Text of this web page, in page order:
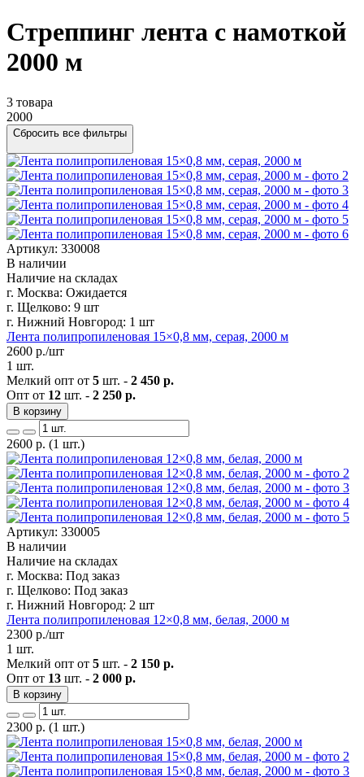
Стреппинг лента с намоткой
2000 м
3 товара
2000
Сбросить все фильтры
Артикул: 330008
В наличии
Наличие на складах
г. Москва: Ожидается
г. Щелково: 9 шт
г. Нижний Новгород: 1 шт
Лента полипропиленовая 15×0,8 мм, серая, 2000 м
2600 р./шт
1 шт.
Мелкий опт от 5 шт. - 2 450 р.
Опт от 12 шт. - 2 250 р.
В корзину
2600 р. (1 шт.)
Артикул: 330005
В наличии
Наличие на складах
г. Москва: Под заказ
г. Щелково: Под заказ
г. Нижний Новгород: 2 шт
Лента полипропиленовая 12×0,8 мм, белая, 2000 м
2300 р./шт
1 шт.
Мелкий опт от 5 шт. - 2 150 р.
Опт от 13 шт. - 2 000 р.
В корзину
2300 р. (1 шт.)